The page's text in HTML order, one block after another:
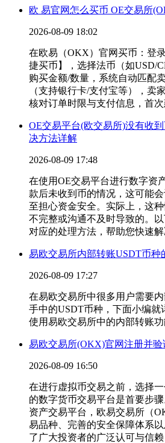
欧 易官网怎么买币 OE交易所
2026-08-09 18:02
在欧易（OKX）官网买币：登
捷买币】，选择法币（如USD/
购买金额/数量，系统自动匹配
（支持银行卡/支付宝等），卖
核对订单时限与支付信息，首次
OE交易平台(欧交易所)没有收
决方法详解
2026-08-09 17:48
在使用OE交易平台进行数字资
款后未收到币的情况，这可能
至担心资金安全。实际上，这
不完整或沟通不及时导致的。
对应的处理方法，帮助您快速解
易欧交易所内部转账USDT币种
2026-08-09 17:27
在易欧交易所中很多用户需要
手中的USDT币种，下面小编就
使用易欧交易所中的内部转账功
易欧交易所(OKX)官网注册并验
2026-08-09 16:50
在进行虚拟币交易之前，选择
的数字货币交易平台是首要步
资产交易平台，欧易交易所（
易品种、完善的安全保障体系
了广大投资者的广泛认可与信